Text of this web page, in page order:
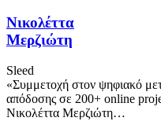
Νικολέττα
Μερζιώτη
Sleed
«Συμμετοχή στον ψηφιακό
απόδοσης σε 200+ online
Νικολέττα Μερζιώτη…